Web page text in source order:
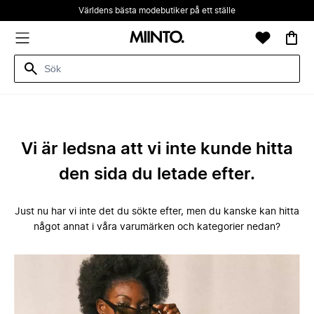
Världens bästa modebutiker på ett ställe
Vi är ledsna att vi inte kunde hitta
den sida du letade efter.
Just nu har vi inte det du sökte efter, men du kanske kan hitta
något annat i våra varumärken och kategorier nedan?